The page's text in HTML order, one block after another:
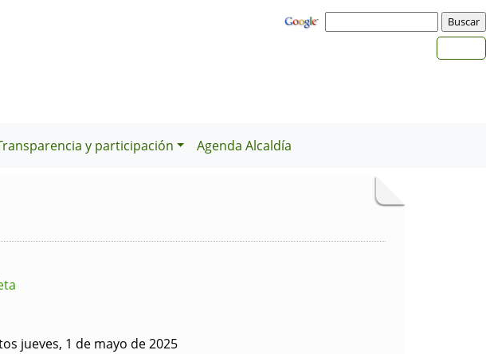
y participación Agenda Alcaldía
jueves, 1 de mayo de 2025